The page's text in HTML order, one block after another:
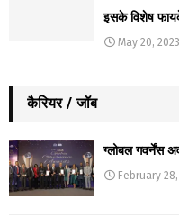
इसके विशेष
May 20, 2023
कैरियर / जॉब
ग्लोबल गवर्नेंस
February